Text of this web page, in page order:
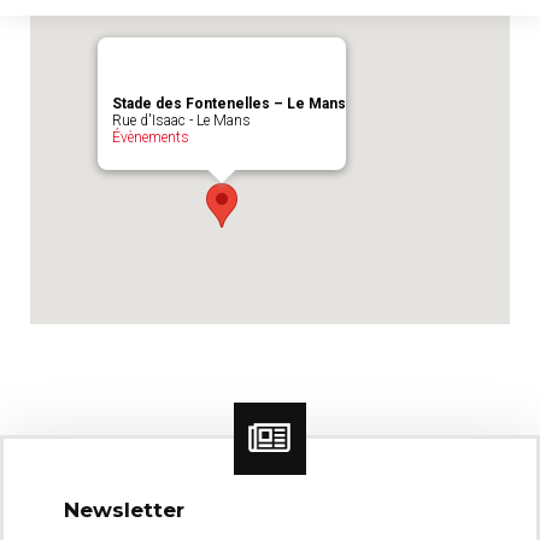
Stade des Fontenelles – Le Mans
Rue d'Isaac - Le Mans
Évènements
Newsletter